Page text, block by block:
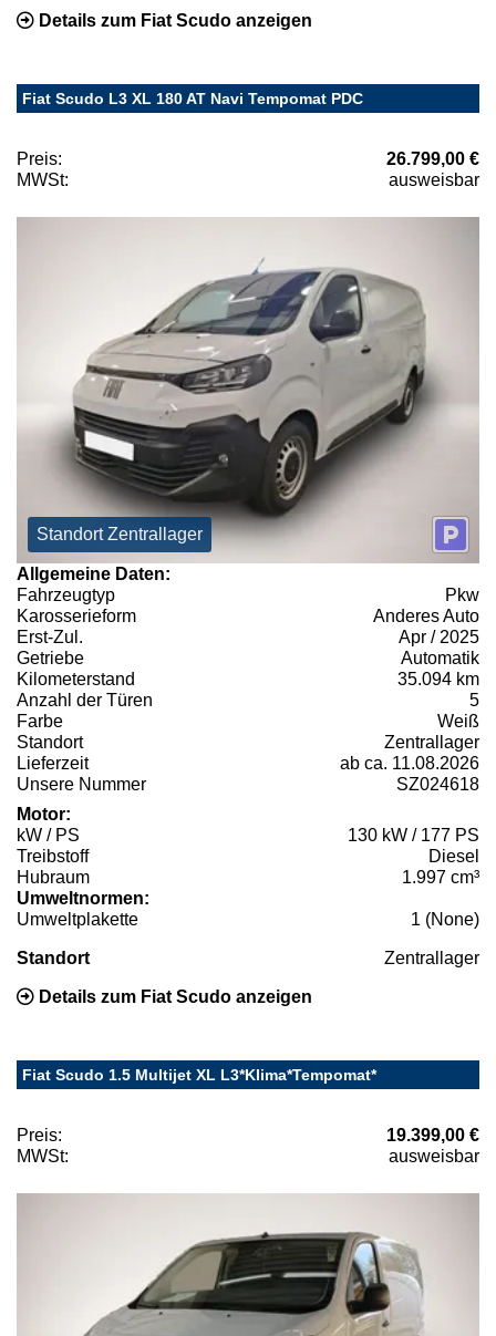
Details zum Fiat Scudo anzeigen
Fiat Scudo L3 XL 180 AT Navi Tempomat PDC
Preis:
26.799,00 €
MWSt:
ausweisbar
Standort Zentrallager
Allgemeine Daten:
Fahrzeugtyp
Pkw
Karosserieform
Anderes Auto
Erst-Zul.
Apr / 2025
Getriebe
Automatik
Kilometerstand
35.094 km
Anzahl der Türen
5
Farbe
Weiß
Standort
Zentrallager
Lieferzeit
ab ca. 11.08.2026
Unsere Nummer
SZ024618
Motor:
kW / PS
130 kW / 177 PS
Treibstoff
Diesel
Hubraum
1.997 cm³
Umweltnormen:
Umweltplakette
1 (None)
Standort Zentrallager
Details zum Fiat Scudo anzeigen
Fiat Scudo 1.5 Multijet XL L3*Klima*Tempomat*
Preis:
19.399,00 €
MWSt:
ausweisbar